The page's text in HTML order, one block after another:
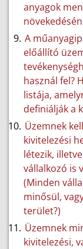
anyagok
A
előállító
használ fel?
listája,
definiálják a
Üzemnek
kivitelezési
létezik,
vállalkozó is
(Minden
minősül,
terület?)
Üzemnek
kivitelezési,